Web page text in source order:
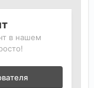
в нашем